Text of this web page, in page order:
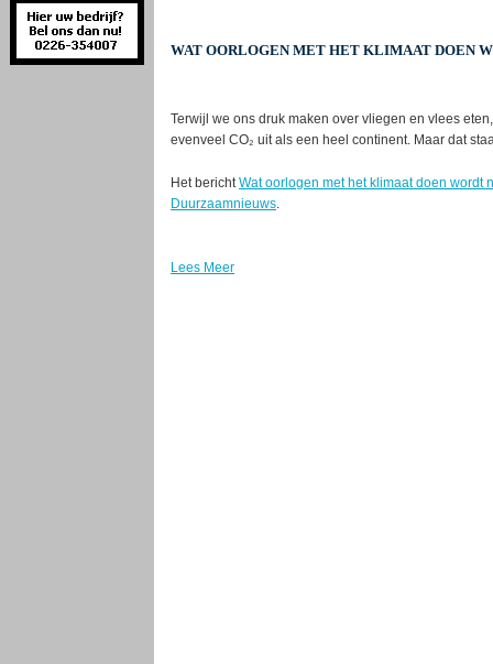
WAT OORLOGEN MET HET KLIMAAT DOEN
Terwijl we ons druk maken over vliegen en vlees
evenveel CO₂ uit als een heel continent. Maar dat
Het berichtWat oorlogen met het klimaat doen wordt
Duurzaamnieuws.
Lees Meer